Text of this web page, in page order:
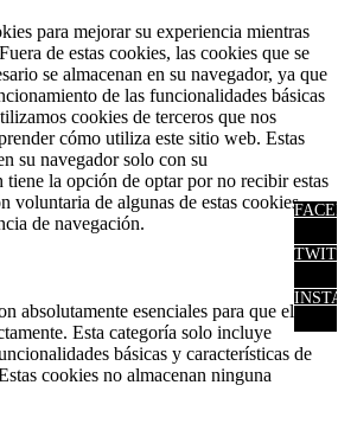
para mejorar su experiencia mientras
de estas cookies, las cookies que se
se almacenan en su navegador, ya que
de las funcionalidades básicas
cookies de terceros que nos
cómo utiliza este sitio web. Estas
su navegador solo con su
tiene la opción de optar por no recibir estas
voluntaria de algunas de estas cookies
de navegación.
absolutamente esenciales para que el
Esta categoría solo incluye
básicas y características de
cookies no almacenan ninguna